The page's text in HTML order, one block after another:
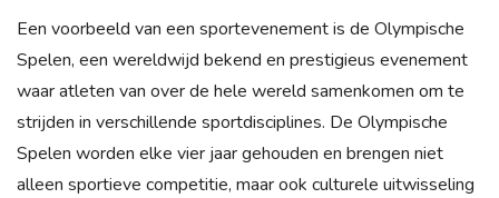
Een voorbeeld van een sportevenement is de Olympische
Spelen, een wereldwijd bekend en prestigieus evenement
waar atleten van over de hele wereld samenkomen om te
strijden in verschillende sportdisciplines. De Olympische
Spelen worden elke vier jaar gehouden en brengen niet
alleen sportieve competitie, maar ook culturele uitwisseling